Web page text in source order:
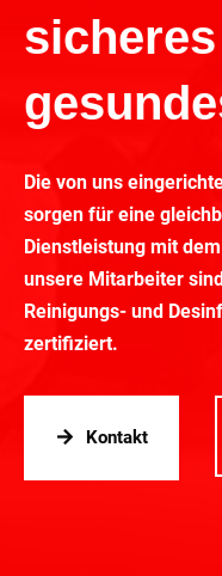
Die von uns
sorgen für eine
Dienstleistung mit
unsere Mitarbeiter
Reinigungs- und
zertifiziert.
Kontakt